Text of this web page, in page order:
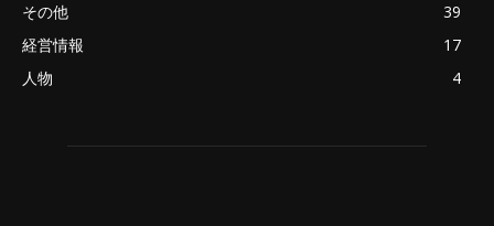
その他
39
経営情報
17
人物
4